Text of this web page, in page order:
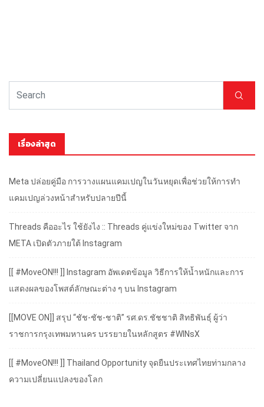
เรื่องล่าสุด
Meta ปล่อยคู่มือ การวางแผนแคมเปญในวันหยุดเพื่อช่วยให้การทำ
แคมเปญล่วงหน้าสำหรับปลายปีนี้
Threads คืออะไร ใช้ยังไง :: Threads คู่แข่งใหม่ของ Twitter จาก
META เปิดตัวภายใต้ Instagram
[[ #MoveON!!! ]] Instagram อัพเดตข้อมูล วิธีการให้น้ำหนักและการ
แสดงผลของโพสต์ลักษณะต่าง ๆ บน Instagram
[[MOVE ON]] สรุป “ชัช-ชัช-ชาติ” รศ.ดร.ชัชชาติ สิทธิพันธุ์ ผู้ว่า
ราชการกรุงเทพมหานคร บรรยายในหลักสูตร #WINsX
[[ #MoveON!!! ]] Thailand Opportunity จุดยืนประเทศไทยท่ามกลาง
ความเปลี่ยนแปลงของโลก